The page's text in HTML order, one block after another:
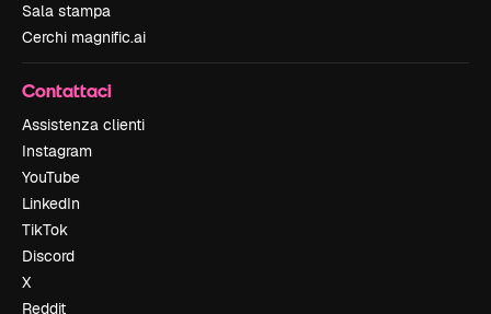
Sala stampa
Cerchi magnific.ai
Contattaci
Assistenza clienti
Instagram
YouTube
LinkedIn
TikTok
Discord
X
Reddit